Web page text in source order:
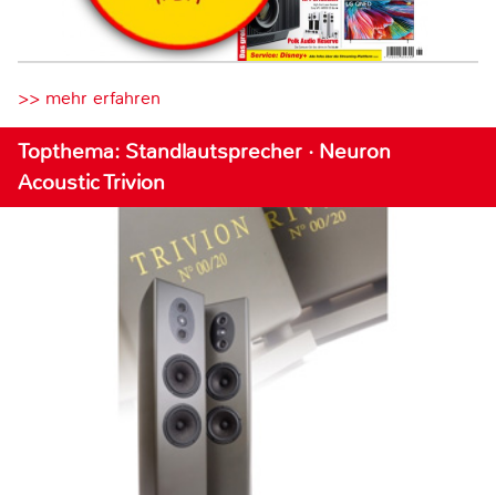
>> mehr erfahren
Topthema: Standlautsprecher · Neuron
Acoustic Trivion